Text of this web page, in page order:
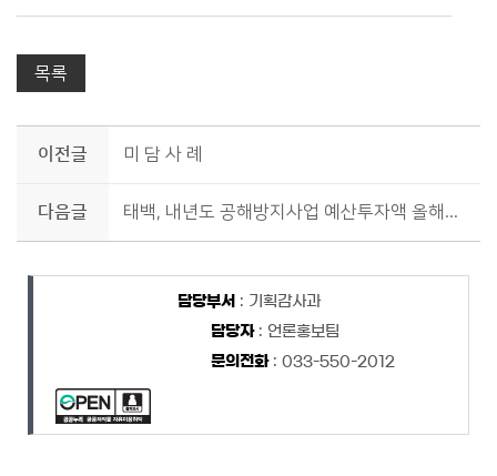
목록
이전글 미 담 사 례
다음글 태백, 내년도 공해방지사업 예산투자액 올해보다 30% 증액된 규모로 계획해
담당자 정보
담당부서 : 기획감사과
담당자: 언론홍보팀
문의전화: 033-550-2012